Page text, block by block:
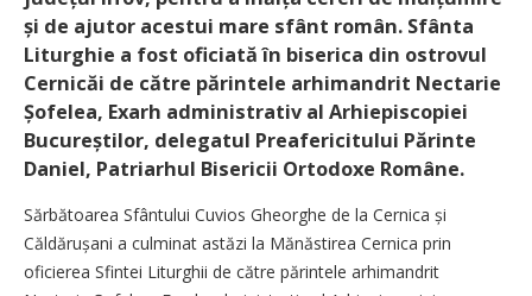
și de ajutor acestui mare sfânt român. Sfânta
Liturghie a fost oficiată în biserica din ostrovul
Cernicăi de către părintele arhimandrit Nectarie
Șofelea, Exarh administrativ al Arhiepiscopiei
Bucureștilor, delegatul Preafericitului Părinte
Daniel, Patriarhul Bisericii Ortodoxe Române.
Sărbătoarea Sfântului Cuvios Gheorghe de la Cernica și
Căldărușani a culminat astăzi la Mănăstirea Cernica prin
oficierea Sfintei Liturghii de către părintele arhimandrit